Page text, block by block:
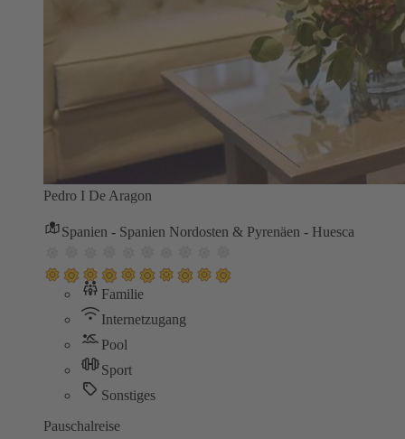
Pedro I De Aragon
Spanien - Spanien Nordosten & Pyrenäen - Huesca
Familie
Internetzugang
Pool
Sport
Sonstiges
Pauschalreise